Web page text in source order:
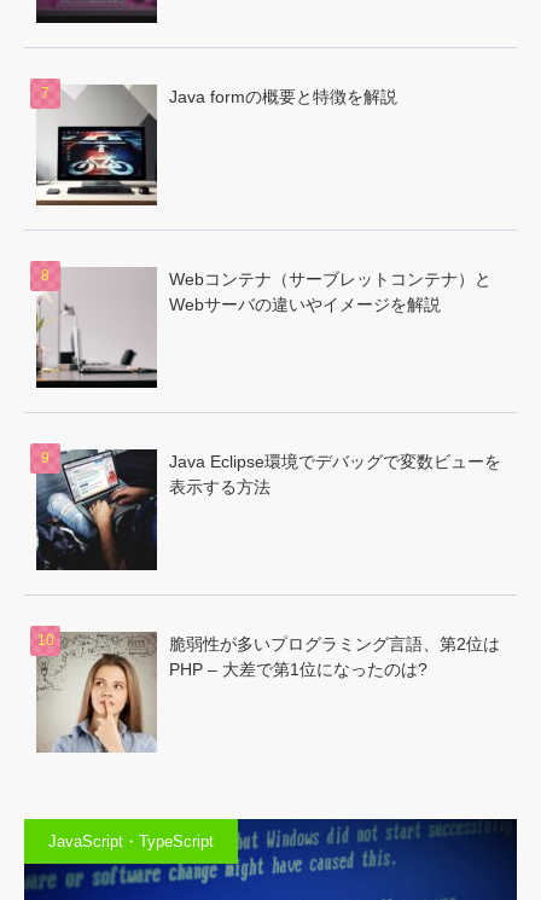
Java formの概要と特徴を解説
Webコンテナ（サーブレットコンテナ）と
Webサーバの違いやイメージを解説
Java Eclipse環境でデバッグで変数ビューを
表示する方法
脆弱性が多いプログラミング言語、第2位は
PHP – 大差で第1位になったのは?
JavaScript・TypeScript